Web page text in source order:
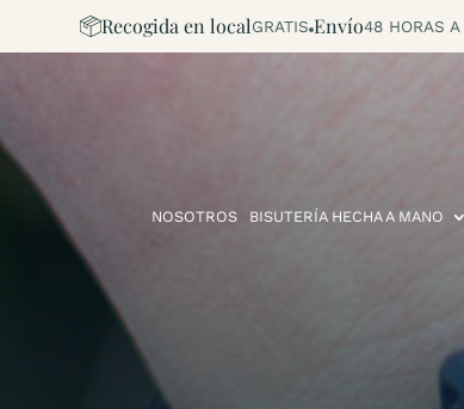
Recogida en localGRATIS Envío48 HORAS A
NOSOTROS BISUTERÍA HECHA A MANO